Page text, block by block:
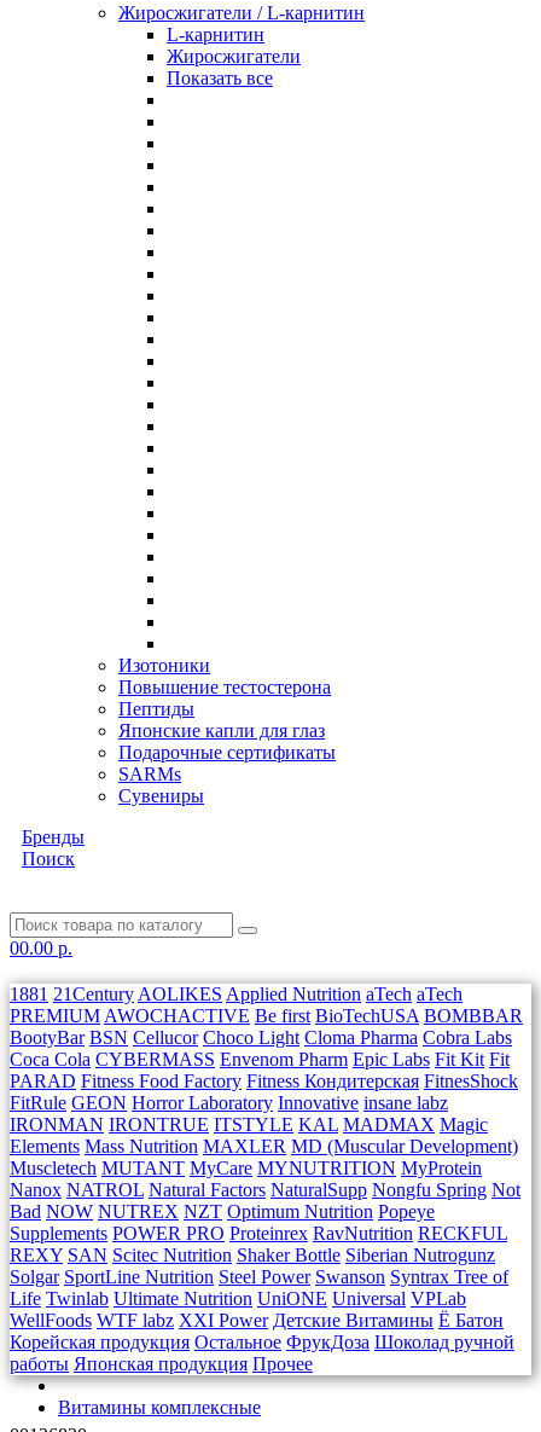
Жиросжигатели / L-карнитин
L-карнитин
Жиросжигатели
Показать все
Изотоники
Повышение тестостерона
Пептиды
Японские капли для глаз
Подарочные сертификаты
SARMs
Сувениры
Бренды
Поиск
00.00 р.
1881 21Century AOLIKES Applied Nutrition aTech aTech
PREMIUM AWOCHACTIVE Be first BioTechUSA BOMBBAR
BootyBar BSN Cellucor Choco Light Cloma Pharma Cobra Labs
Coca Cola CYBERMASS Envenom Pharm Epic Labs Fit Kit Fit
PARAD Fitness Food Factory Fitness Кондитерская FitnesShock
FitRule GEON Horror Laboratory Innovative insane labz
IRONMAN IRONTRUE ITSTYLE KAL MADMAX Magic
Elements Mass Nutrition MAXLER MD (Muscular Development)
Muscletech MUTANT MyCare MYNUTRITION MyProtein
Nanox NATROL Natural Factors NaturalSupp Nongfu Spring Not
Bad NOW NUTREX NZT Optimum Nutrition Popeye
Supplements POWER PRO Proteinrex RavNutrition RECKFUL
REXY SAN Scitec Nutrition Shaker Bottle Siberian Nutrogunz
Solgar SportLine Nutrition Steel Power Swanson Syntrax Tree of
Life Twinlab Ultimate Nutrition UniONE Universal VPLab
WellFoods WTF labz XXI Power Детские Витамины Ё Батон
Корейская продукция Остальное ФрукДоза Шоколад ручной
работы Японская продукция Прочее
Витамины комплексные